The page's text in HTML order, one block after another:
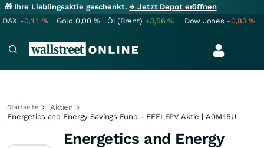
🎁 Ihre Lieblingsaktie geschenkt.→ Jetzt Depot eröffnen
DAX -0,11% Gold 0,00 % Öl (Brent) +3,56% Dow Jones -0,83%
Startseite
Aktien
Energetics and Energy Savings Fund - FEEI SPV Aktie | A0M15U
Energetics and Energy